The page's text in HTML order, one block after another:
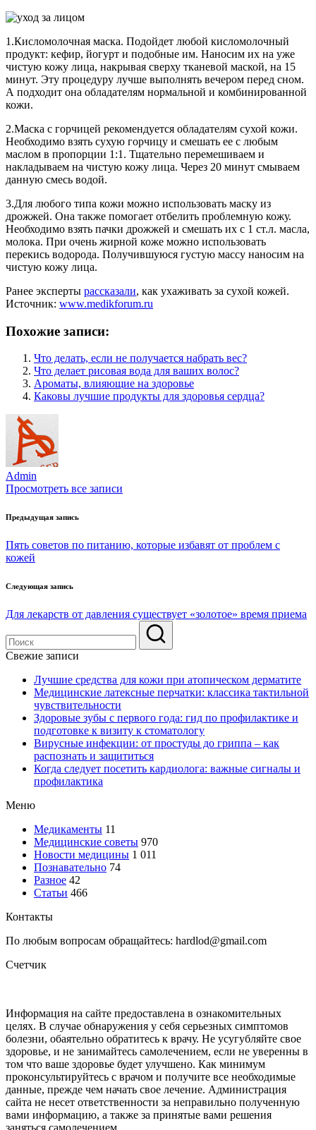
1.Кисломолочная маска. Подойдет любой кисломолочный
продукт: кефир, йогурт и подобные им. Наносим их на уже
чистую кожу лица, накрывая сверху тканевой маской, на 15
минут. Эту процедуру лучше выполнять вечером перед сном.
А подходит она обладателям нормальной и комбинированной
кожи.
2.Маска с горчицей рекомендуется обладателям сухой кожи.
Необходимо взять сухую горчицу и смешать ее с любым
маслом в пропорции 1:1. Тщательно перемешиваем и
накладываем на чистую кожу лица. Через 20 минут смываем
данную смесь водой.
3.Для любого типа кожи можно использовать маску из
дрожжей. Она также помогает отбелить проблемную кожу.
Необходимо взять пачки дрожжей и смешать их с 1 ст.л. масла,
молока. При очень жирной коже можно использовать
перекись водорода. Получившуюся густую массу наносим на
чистую кожу лица.
Ранее эксперты рассказали, как ухаживать за сухой кожей.
Источник: www.medikforum.ru
Похожие записи:
Что делать, если не получается набрать вес?
Что делает рисовая вода для ваших волос?
Ароматы, влияющие на здоровье
Каковы лучшие продукты для здоровья сердца?
Admin
Просмотреть все записи
Навигация
по
записям
Предыдущая запись
Пять советов по питанию, которые избавят от проблем с
кожей
Следующая запись
Для лекарств от давления существует «золотое» время приема
Свежие записи
Лучшие средства для кожи при атопическом дерматите
Медицинские латексные перчатки: классика тактильной
чувствительности
Здоровые зубы с первого года: гид по профилактике и
подготовке к визиту к стоматологу
Вирусные инфекции: от простуды до гриппа – как
распознать и защититься
Когда следует посетить кардиолога: важные сигналы и
профилактика
Меню
Медикаменты 11
Медицинские советы 970
Новости медицины 1 011
Познавательно 74
Разное 42
Статьи 466
Контакты
По любым вопросам обращайтесь: hardlod@gmail.com
Счетчик
Информация на сайте предоставлена в ознакомительных
целях. В случае обнаружения у себя серьезных симптомов
болезни, обаятельно обратитесь к врачу. Не усугубляйте свое
здоровье, и не занимайтесь самолечением, если не уверенны в
том что ваше здоровье будет улучшено. Как минимум
проконсультируйтесь с врачом и получите все необходимые
данные, прежде чем начать свое лечение. Администрация
сайта не несет ответственности за неправильно полученную
вами информацию, а также за принятые вами решения